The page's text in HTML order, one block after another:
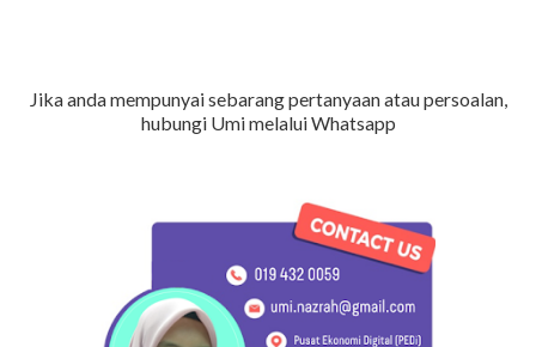
Jika anda mempunyai sebarang pertanyaan atau persoalan,
hubungi Umi melalui Whatsapp